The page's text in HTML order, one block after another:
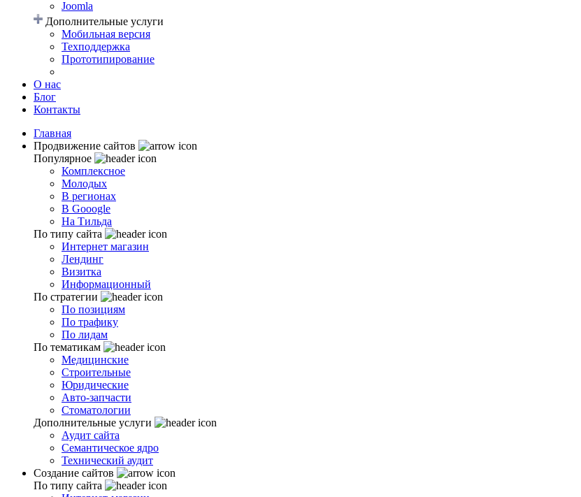
Joomla
Дополнительные услуги
Мобильная версия
Техподдержка
Прототипирование
О нас
Блог
Контакты
Главная
Продвижение сайтов
Популярное
Комплексное
Молодых
В регионах
В Gooogle
На Тильда
По типу сайта
Интернет магазин
Лендинг
Визитка
Информационный
По стратегии
По позициям
По трафику
По лидам
По тематикам
Медицинские
Строительные
Юридические
Авто-запчасти
Стоматологии
Дополнительные услуги
Аудит сайта
Семантическое ядро
Технический аудит
Создание сайтов
По типу сайта